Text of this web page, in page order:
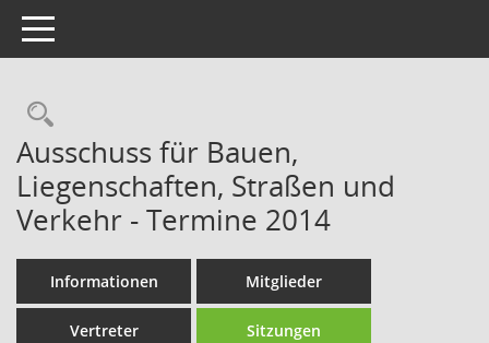
Toggle navigation
Rechercheauswahl
Ausschuss für Bauen,
Liegenschaften, Straßen und
Verkehr - Termine 2014
Informationen Mitglieder
Vertreter Sitzungen